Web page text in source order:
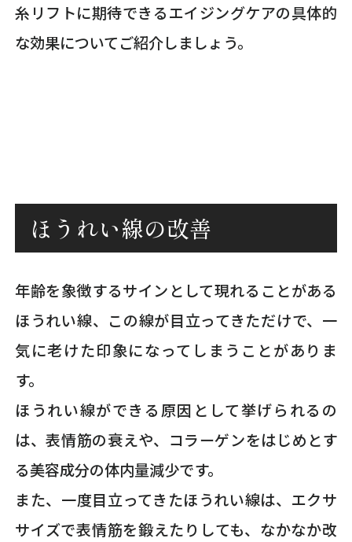
糸リフトに期待できるエイジングケアの具体的
な効果についてご紹介しましょう。
ほうれい線の改善
年齢を象徴するサインとして現れることがある
ほうれい線、この線が目立ってきただけで、一
気に老けた印象になってしまうことがありま
す。
ほうれい線ができる原因として挙げられるの
は、表情筋の衰えや、コラーゲンをはじめとす
る美容成分の体内量減少です。
また、一度目立ってきたほうれい線は、エクサ
サイズで表情筋を鍛えたりしても、なかなか改